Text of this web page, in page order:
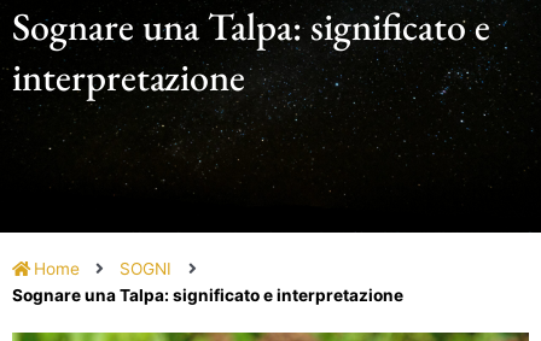
Sognare una Talpa: significato e
interpretazione
Home
SOGNI
Sognare una Talpa: significato e interpretazione